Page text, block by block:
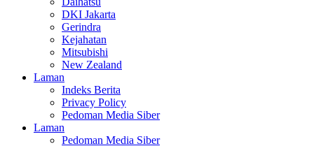
DKI Jakarta
Gerindra
Kejahatan
Mitsubishi
New Zealand
Laman
Indeks Berita
Privacy Policy
Pedoman Media Siber
Laman
Pedoman Media Siber